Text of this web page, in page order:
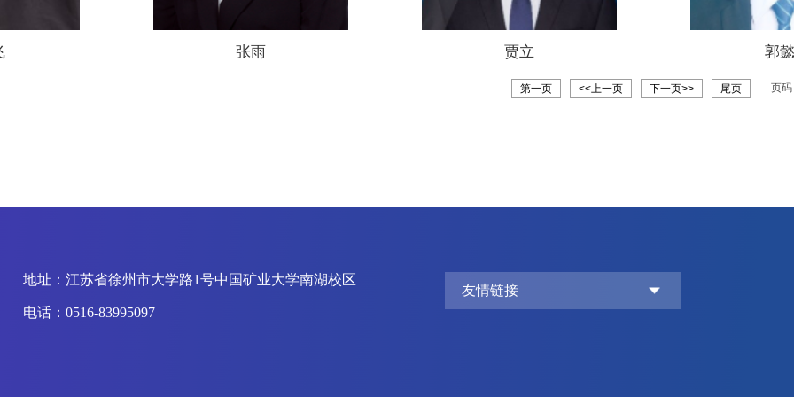
张雨 贾立 郭
第一页 <<上一页 下一页>> 尾页 页码
地址：江苏省徐州市大学路1号中国矿业大学南湖校区
电话：0516-83995097
友情链接